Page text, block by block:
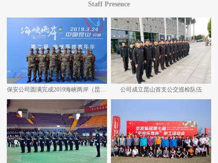
Staff Presence
公司成立昆山首支公交巡检队伍